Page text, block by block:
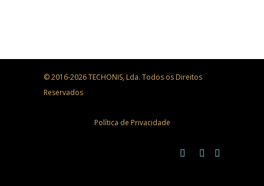
© 2016-2026 TECHONIS, Lda. Todos os Direitos
Reservados
Política de Privacidade